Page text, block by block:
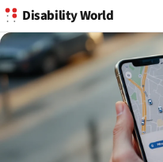
Disability World